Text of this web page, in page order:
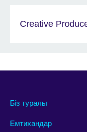
Creative
Біз туралы
Емтихандар